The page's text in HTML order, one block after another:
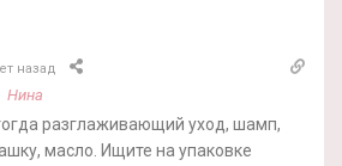
назад
Нина
разглаживающий уход, шамп,
масло. Ищите на упаковке